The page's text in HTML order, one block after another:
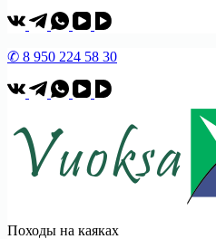
✆ 8 950 224 58 30
Походы на каяках